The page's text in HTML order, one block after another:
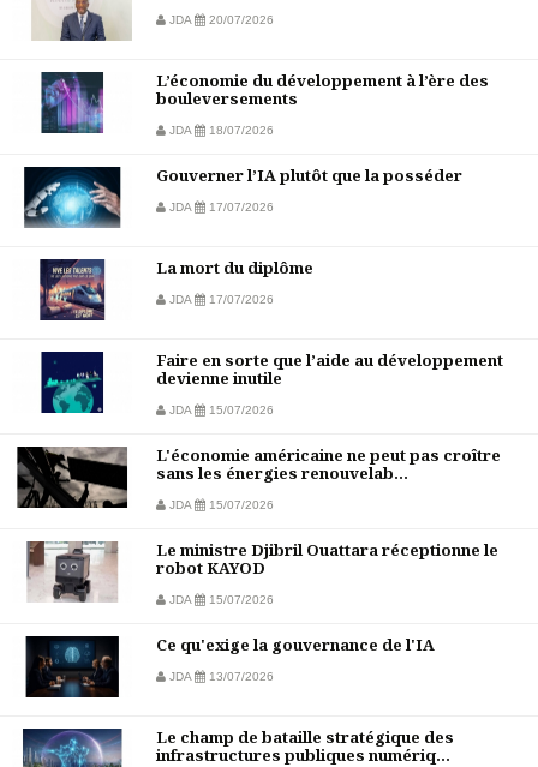
JDA 20/07/2026
L’économie du développement à l’ère des
bouleversements
JDA 18/07/2026
Gouverner l’IA plutôt que la posséder
JDA 17/07/2026
La mort du diplôme
JDA 17/07/2026
Faire en sorte que l’aide au développement
devienne inutile
JDA 15/07/2026
L'économie américaine ne peut pas croître
sans les énergies renouvelab...
JDA 15/07/2026
Le ministre Djibril Ouattara réceptionne le
robot KAYOD
JDA 15/07/2026
Ce qu'exige la gouvernance de l'IA
JDA 13/07/2026
Le champ de bataille stratégique des
infrastructures publiques numériq...